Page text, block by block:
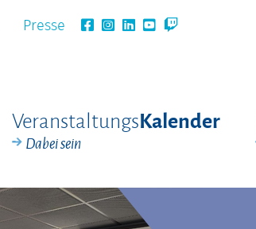
Presse
VeranstaltungsKalender
Dabei sein